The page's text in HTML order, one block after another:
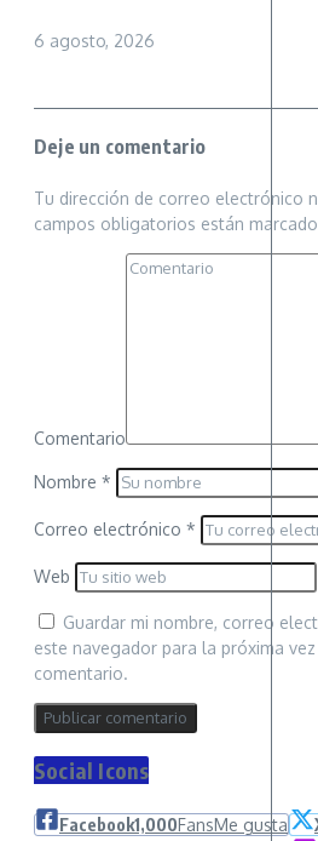
6 agosto, 2026
Deje un comentario
Tu dirección de correo electrónico
campos obligatorios están
Comentario
Nombre *
Correo electrónico *
Web
Guardar mi nombre, correo
este navegador para la próxima
comentario.
Social Icons
Facebook1,000FansMe gusta